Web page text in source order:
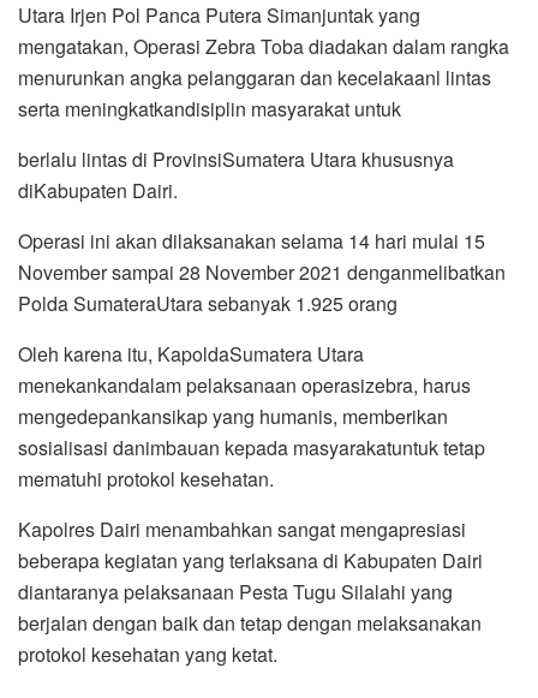
Utara Irjen Pol Panca Putera Simanjuntak yang
mengatakan, Operasi Zebra Toba diadakan dalam rangka
menurunkan angka pelanggaran dan kecelakaanl lintas
serta meningkatkandisiplin masyarakat untuk
berlalu lintas di ProvinsiSumatera Utara khususnya
diKabupaten Dairi.
Operasi ini akan dilaksanakan selama 14 hari mulai 15
November sampai 28 November 2021 denganmelibatkan
Polda SumateraUtara sebanyak 1.925 orang
Oleh karena itu, KapoldaSumatera Utara
menekankandalam pelaksanaan operasizebra, harus
mengedepankansikap yang humanis, memberikan
sosialisasi danimbauan kepada masyarakatuntuk tetap
mematuhi protokol kesehatan.
Kapolres Dairi menambahkan sangat mengapresiasi
beberapa kegiatan yang terlaksana di Kabupaten Dairi
diantaranya pelaksanaan Pesta Tugu Silalahi yang
berjalan dengan baik dan tetap dengan melaksanakan
protokol kesehatan yang ketat.